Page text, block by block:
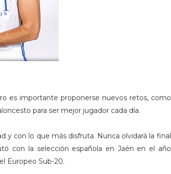
es importante proponerse nuevos retos, como
para ser mejor jugador cada día.
y con lo que más disfruta. Nunca olvidará la final
con la selección española en Jaén en el año
Europeo Sub-20.